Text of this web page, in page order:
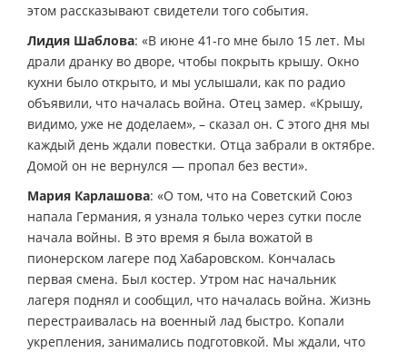
этом рассказывают свидетели того события.
Лидия Шаблова: «В июне 41-го мне было 15 лет. Мы
драли дранку во дворе, чтобы покрыть крышу. Окно
кухни было открыто, и мы услышали, как по радио
объявили, что началась война. Отец замер. «Крышу,
видимо, уже не доделаем», – сказал он. С этого дня мы
каждый день ждали повестки. Отца забрали в октябре.
Домой он не вернулся — пропал без вести».
Мария Карлашова: «О том, что на Советский Союз
напала Германия, я узнала только через сутки после
начала войны. В это время я была вожатой в
пионерском лагере под Хабаровском. Кончалась
первая смена. Был костер. Утром нас начальник
лагеря поднял и сообщил, что началась война. Жизнь
перестраивалась на военный лад быстро. Копали
укрепления, занимались подготовкой. Мы ждали, что